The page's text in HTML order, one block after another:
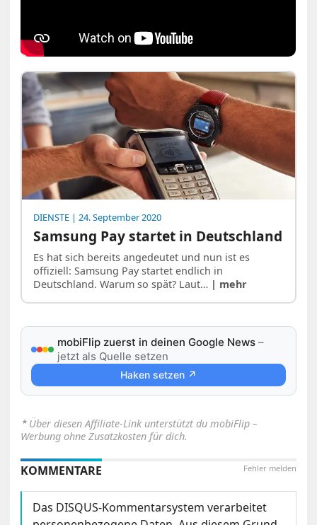
DIENSTE | 24. September 2020
Samsung Pay startet in Deutschland
Es hat sich bereits angedeutet und nun ist es
offiziell: Samsung Pay startet endlich in
Deutschland. Warum so spät? Laut… | mehr
mobiFlip zuerst in deinen Google News –
jetzt als Quelle setzen
Haken setzen ↗
⋆ Über diesen Affiliate-Link unterstützt du mobiFlip –
Werbung ohne Zusatzkosten für dich.
Fehler melden
KOMMENTARE
Das DISQUS-Kommentarsystem verarbeitet